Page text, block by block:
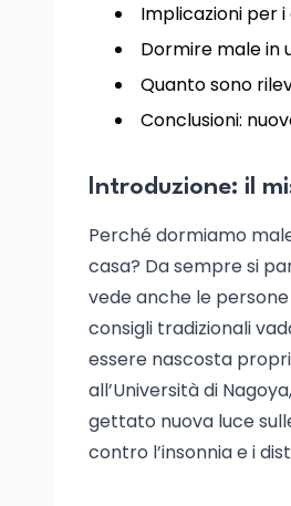
Implicazioni per i
Dormire male in
Quanto sono
Conclusioni:
Introduzione: il
Perché dormiamo
casa? Da sempre si
vede anche le
consigli tradizionali
essere nascosta
all’Università di
gettato nuova luce
contro l’insonnia e i